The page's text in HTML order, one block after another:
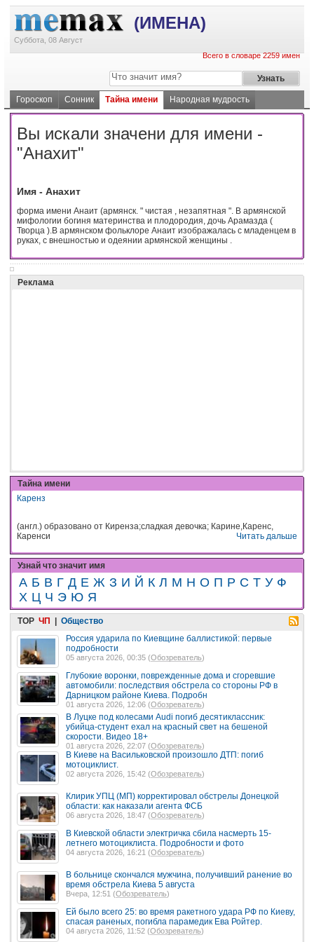
(ИМЕНА)
Суббота, 08 Август
Всего в словаре 2259 имен
Гороскоп Сонник Тайна имени Народная мудрость
Вы искали значени для имени -
"Анахит"
Имя - Анахит
форма имени Анаит (армянск. " чистая , незапятная ". В армянской
мифологии богиня материнства и плодородия, дочь Арамазда (
Творца ).В армянском фольклоре Анаит изображалась с младенцем в
руках, с внешностью и одеянии армянской женщины .
Реклама
Тайна имени
Каренз
(англ.) образовано от Киренза;сладкая девочка; Карине,Каренс,
Каренси
Читать дальше
Узнай что значит имя
А Б В Г Д Е Ж З И Й К Л М Н О П Р С Т У Ф
Х Ц Ч Э Ю Я
TOP ЧП | Общество
Россия ударила по Киевщине баллистикой: первые
подробности
05 августа 2026, 00:35 (Обозреватель)
Глубокие воронки, поврежденные дома и сгоревшие
автомобили: последствия обстрела со стороны РФ в
Дарницком районе Киева. Подробн
01 августа 2026, 12:06 (Обозреватель)
В Луцке под колесами Audi погиб десятиклассник:
убийца-студент ехал на красный свет на бешеной
скорости. Видео 18+
01 августа 2026, 22:07 (Обозреватель)
В Киеве на Васильковской произошло ДТП: погиб
мотоциклист.
02 августа 2026, 15:42 (Обозреватель)
Клирик УПЦ (МП) корректировал обстрелы Донецкой
области: как наказали агента ФСБ
06 августа 2026, 18:47 (Обозреватель)
В Киевской области электричка сбила насмерть 15-
летнего мотоциклиста. Подробности и фото
04 августа 2026, 16:21 (Обозреватель)
В больнице скончался мужчина, получивший ранение во
время обстрела Киева 5 августа
Вчера, 12:51 (Обозреватель)
Ей было всего 25: во время ракетного удара РФ по Киеву,
спасая раненых, погибла парамедик Ева Ройтер.
04 августа 2026, 11:52 (Обозреватель)